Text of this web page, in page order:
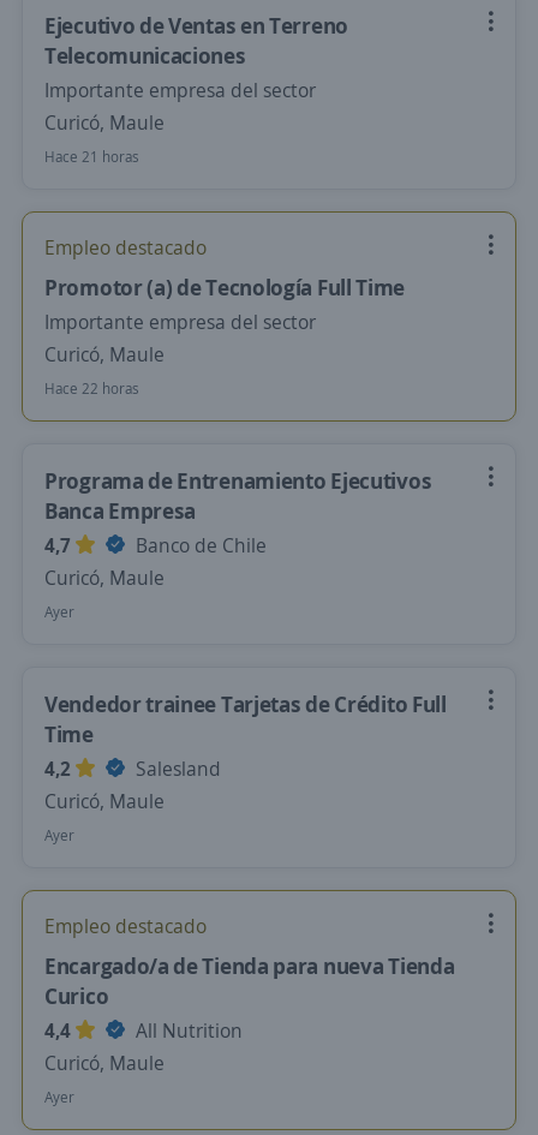
Ejecutivo de Ventas en Terreno
Telecomunicaciones
Importante empresa del sector
Curicó, Maule
Hace 21 horas
Empleo destacado
Promotor (a) de Tecnología Full Time
Importante empresa del sector
Curicó, Maule
Hace 22 horas
Programa de Entrenamiento Ejecutivos
Banca Empresa
4,7
Banco de Chile
Curicó, Maule
Ayer
Vendedor trainee Tarjetas de Crédito Full
Time
4,2
Salesland
Curicó, Maule
Ayer
Empleo destacado
Encargado/a de Tienda para nueva Tienda
Curico
4,4
All Nutrition
Curicó, Maule
Ayer